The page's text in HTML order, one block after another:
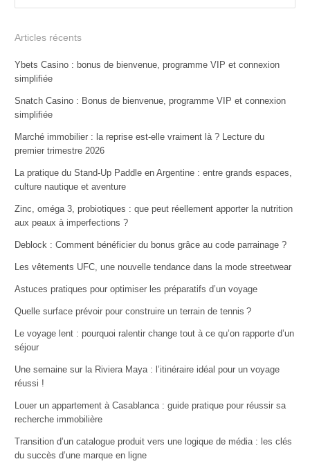
Articles récents
Ybets Casino : bonus de bienvenue, programme VIP et connexion
simplifiée
Snatch Casino : Bonus de bienvenue, programme VIP et connexion
simplifiée
Marché immobilier : la reprise est-elle vraiment là ? Lecture du
premier trimestre 2026
La pratique du Stand-Up Paddle en Argentine : entre grands espaces,
culture nautique et aventure
Zinc, oméga 3, probiotiques : que peut réellement apporter la nutrition
aux peaux à imperfections ?
Deblock : Comment bénéficier du bonus grâce au code parrainage ?
Les vêtements UFC, une nouvelle tendance dans la mode streetwear
Astuces pratiques pour optimiser les préparatifs d’un voyage
Quelle surface prévoir pour construire un terrain de tennis ?
Le voyage lent : pourquoi ralentir change tout à ce qu’on rapporte d’un
séjour
Une semaine sur la Riviera Maya : l’itinéraire idéal pour un voyage
réussi !
Louer un appartement à Casablanca : guide pratique pour réussir sa
recherche immobilière
Transition d’un catalogue produit vers une logique de média : les clés
du succès d’une marque en ligne